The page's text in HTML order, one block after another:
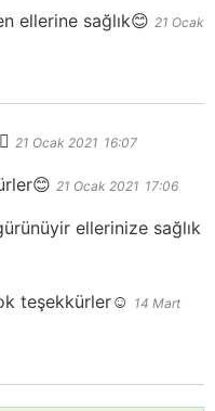
ellerine sağlık😊 21 Ocak
21 Ocak 2021 16:07
21 Ocak 2021 17:06
ellerinize sağlık
teşekkürler☺️ 14 Mart